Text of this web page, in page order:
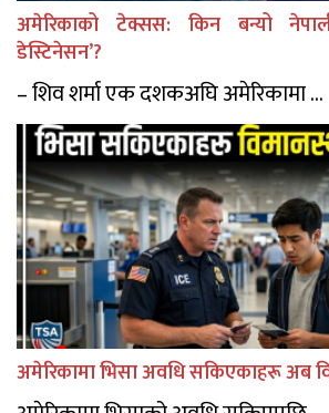
अमेरिकाको टेक्सस: किन बन्यो
डेस्टिनेसन’?
– शिव शर्मा एक दशकअघि अमेरिकामा ...
अमेरिकामा भिसा अवधि सकिएकाहरू अब